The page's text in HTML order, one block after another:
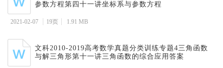
参数方程第四十一讲坐标系与参数方程
2021-02-07 19页 1.91 MB
文科2010-2019高考数学真题分类训练专题4三角函数
与解三角形第十一讲三角函数的综合应用答案